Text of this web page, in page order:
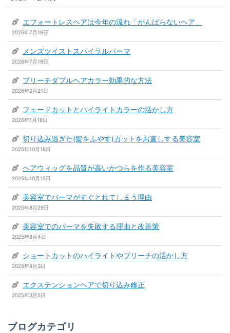
エフォートレスヘアは今年の流れ「がんばらないヘア」
2026年7月18日
メンズツイストスパイラルパーマ
2026年7月18日
ブリーチダブルヘアカラー効果的な方法
2026年2月21日
フェードカットとハイライトカラーの活かし方
2026年1月18日
切り込み過ぎた(髪をふやす)カットをお直しする美容室
2025年10月18日
ヘアウィッグを品質が高いかつらを作る美容室
2025年10月15日
美容室でパーマがすぐとれてしまう理由
2025年8月29日
美容室でのパーマを失敗する理由と改善策
2025年8月4日
ショートカットのハイライトやブリーチの活かし方
2025年8月3日
エクステンションヘアで切り込み修正
2025年3月5日
ブログカテゴリ